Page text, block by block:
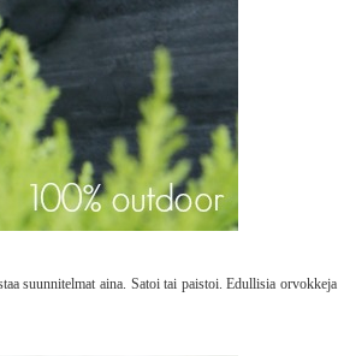
suunnitelmat aina. Satoi tai paistoi. Edullisia orvokkeja